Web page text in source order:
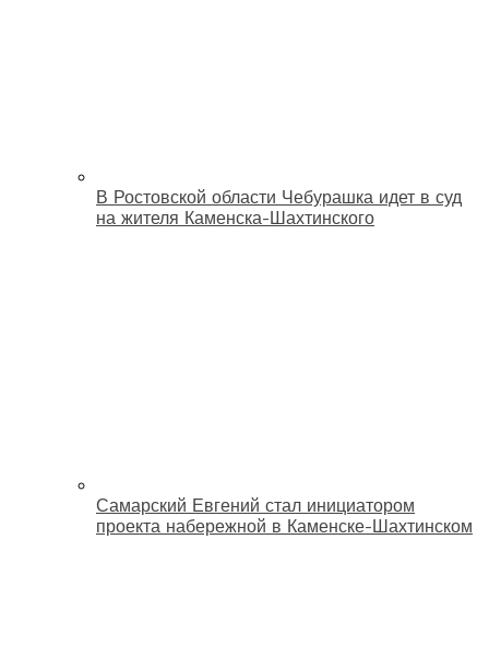
В Ростовской области Чебурашка идет в суд
на жителя Каменска-Шахтинского
Самарский Евгений стал инициатором
проекта набережной в Каменске-Шахтинском